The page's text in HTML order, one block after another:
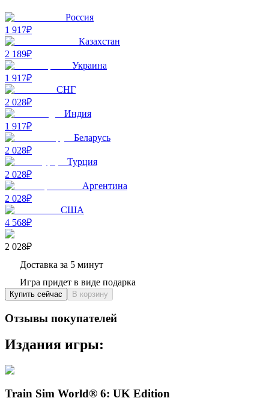
Россия
1 917₽
Казахстан
2 189₽
Украина
1 917₽
СНГ
2 028₽
Индия
1 917₽
Беларусь
2 028₽
Турция
2 028₽
Аргентина
2 028₽
США
4 568₽
2 028₽
Доставка за 5 минут
Игра придет в виде подарка
Купить сейчас В корзину
Отзывы покупателей
Издания игры:
Train Sim World® 6: UK Edition